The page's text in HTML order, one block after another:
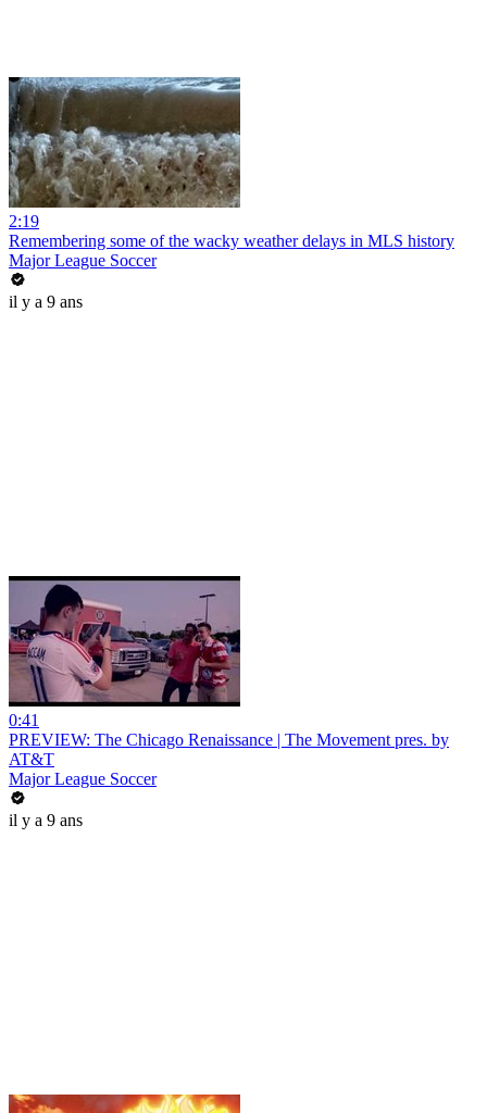
2:19
Remembering some of the wacky weather delays in MLS history
Major League Soccer
il y a 9 ans
0:41
PREVIEW: The Chicago Renaissance | The Movement pres. by
AT&T
Major League Soccer
il y a 9 ans